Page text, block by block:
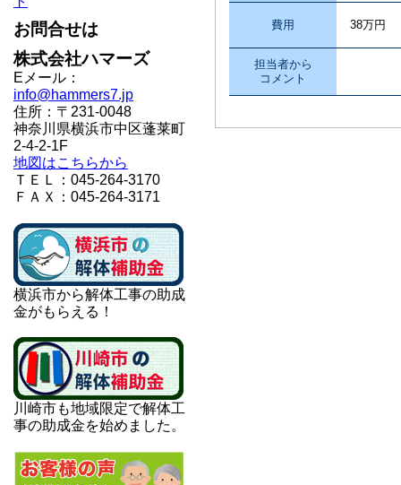
費用 38万円
担当者から
コメント
お問合せは
株式会社ハマーズ
Eメール：
info@hammers7.jp
住所：〒231-0048
神奈川県横浜市中区蓬莱町
2-4-2-1F
地図はこちらから
ＴＥＬ：045-264-3170
ＦＡＸ：045-264-3171
横浜市から解体工事の助成
金がもらえる！
川崎市も地域限定で解体工
事の助成金を始めました。